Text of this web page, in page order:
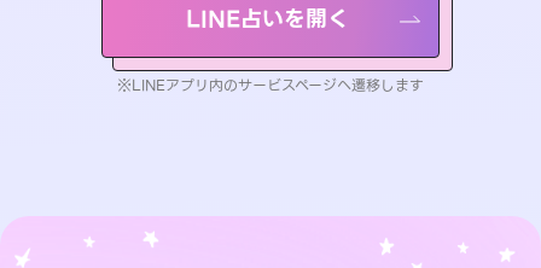
LINE占いを開く
※LINEアプリ内のサービスページへ遷移します